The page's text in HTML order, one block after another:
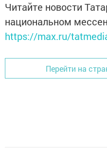
Читайте новости
национальном
https://max.ru/
Перейти на